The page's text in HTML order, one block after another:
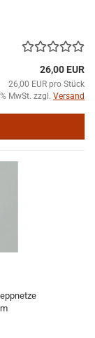
26,00 EUR
26,00 EUR pro Stück
MwSt. zzgl. Versand